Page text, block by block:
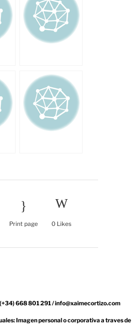
Print page 0 Likes
(+34) 668 801 291 / info@xaimecortizo.com
Imagen personal o corporativa a traves de